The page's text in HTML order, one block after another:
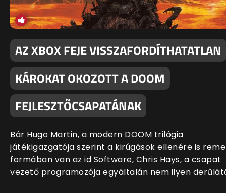
AZ XBOX FEJE VISSZAFORDÍTHATATLAN
KÁROKAT OKOZOTT A DOOM
FEJLESZTŐCSAPATÁNAK
Bár Hugo Martin, a modern DOOM trilógia
játékigazgatója szerint a kirúgások ellenére is
formában van az id Software, Chris Hays, a csapat
vezető programozója egyáltalán nem ilyen